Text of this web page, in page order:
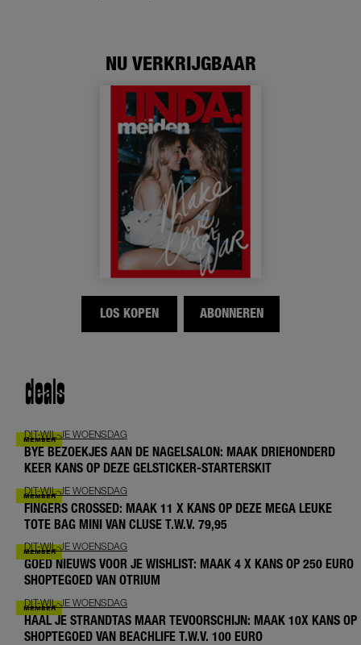
NU VERKRIJGBAAR
LOS KOPEN ABONNEREN
deals
DIT-WIL-JE WOENSDAG
BYE BEZOEKJES AAN DE NAGELSALON: MAAK DRIEHONDERD
KEER KANS OP DEZE GELSTICKER-STARTERSKIT
DIT-WIL-JE WOENSDAG
FINGERS CROSSED: MAAK 11 X KANS OP DEZE MEGA LEUKE
TOTE BAG MINI VAN CLUSE T.W.V. 79,95
DIT-WIL-JE WOENSDAG
GOED NIEUWS VOOR JE WISHLIST: MAAK 4 X KANS OP 250 EURO
SHOPTEGOED VAN OTRIUM
DIT-WIL-JE WOENSDAG
HAAL JE STRANDTAS MAAR TEVOORSCHIJN: MAAK 10X KANS OP
SHOPTEGOED VAN BEACHLIFE T.W.V. 100 EURO